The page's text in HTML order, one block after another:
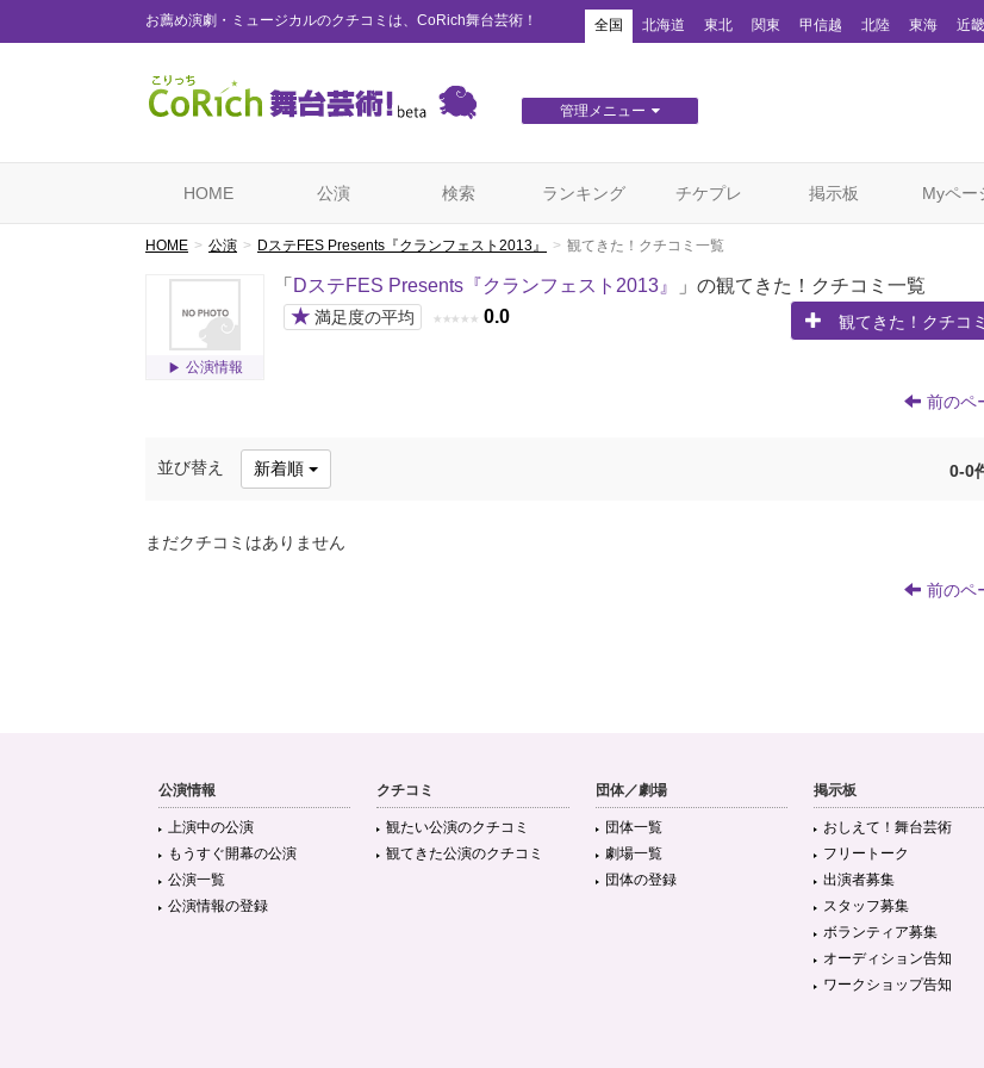
お薦め演劇・ミュージカルのクチコミは、CoRich舞台芸術！ 全国 北海道 東北 関東 甲信越 北陸 東海 近畿
管理メニュー
HOME 公演 検索 ランキング チケプレ 掲示板 Myペー
HOME 公演 DステFES Presents『クランフェスト2013』 観てきた！クチコミ一覧
公演情報
「 DステFES Presents『クランフェスト2013』
」の観てきた！クチコミ一覧
★ 満足度の平均 ★ ★ ★ ★ ★ 0.0 観てきた！クチコ
前のペ
並び替え 新着順 0-0
まだクチコミはありません
前のペ
公演情報
上演中の公演
もうすぐ開幕の公演
公演一覧
公演情報の登録
クチコミ
観たい公演のクチコミ
観てきた公演のクチコミ
団体／劇場
団体一覧
劇場一覧
団体の登録
掲示板
おしえて！舞台芸術
フリートーク
出演者募集
スタッフ募集
ボランティア募集
オーディション告知
ワークショップ告知